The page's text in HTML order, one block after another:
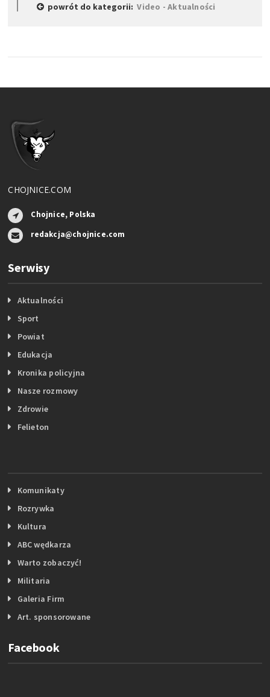
powrót do kategorii:Video - Aktualności
CHOJNICE.COM
Chojnice, Polska
redakcja@chojnice.com
Serwisy
Aktualności
Sport
Powiat
Edukacja
Kronika policyjna
Nasze rozmowy
Zdrowie
Felieton
Komunikaty
Rozrywka
Kultura
ABC wędkarza
Warto zobaczyć!
Militaria
Galeria Firm
Art. sponsorowane
Facebook